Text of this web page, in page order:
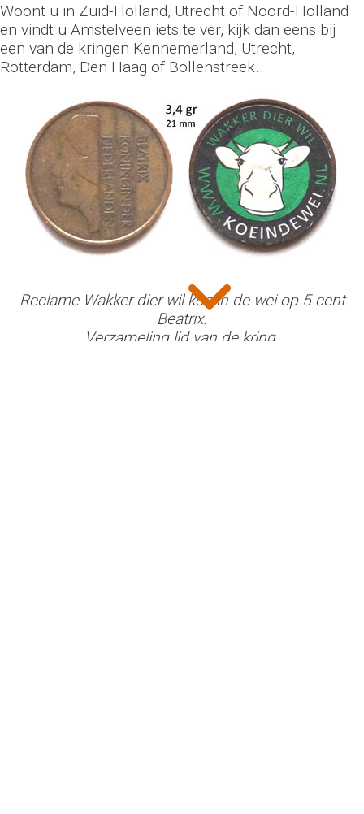
expand_more
Woont u in Zuid-Holland, Utrecht of Noord-Holland
en vindt u Amstelveen iets te ver, kijk dan eens bij
een van de kringen Kennemerland, Utrecht,
Rotterdam, Den Haag of Bollenstreek.
Reclame Wakker dier wil koe in de wei op 5 cent
Beatrix.
Verzameling lid van de kring.